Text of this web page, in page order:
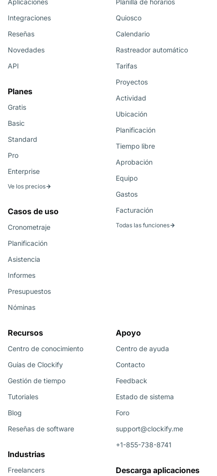
Aplicaciones
Integraciones
Reseñas
Novedades
API
Planes
Gratis
Basic
Standard
Pro
Enterprise
Ve los precios
Casos de uso
Cronometraje
Planificación
Asistencia
Informes
Presupuestos
Nóminas
Planilla de horarios
Quiosco
Calendario
Rastreador automático
Tarifas
Proyectos
Actividad
Ubicación
Planificación
Tiempo libre
Aprobación
Equipo
Gastos
Facturación
Todas las funciones
Recursos
Centro de conocimiento
Guías de Clockify
Gestión de tiempo
Tutoriales
Blog
Reseñas de software
Industrias
Freelancers
Apoyo
Centro de ayuda
Contacto
Feedback
Estado de sistema
Foro
support@clockify.me
+1-855-738-8741
Descarga aplicaciones